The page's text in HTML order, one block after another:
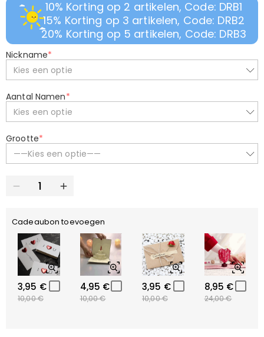
10% Korting op 2 artikelen, Code: DRB1
15% Korting op 3 artikelen, Code: DRB2
20% Korting op 5 artikelen, Code: DRB3
Nickname*
Kies een optie
Aantal Namen*
Kies een optie
Grootte*
——Kies een optie——
Cadeaubon toevoegen
3,95 €
10,00 €
4,95 €
10,00 €
3,95 €
10,00 €
8,95 €
24,00 €